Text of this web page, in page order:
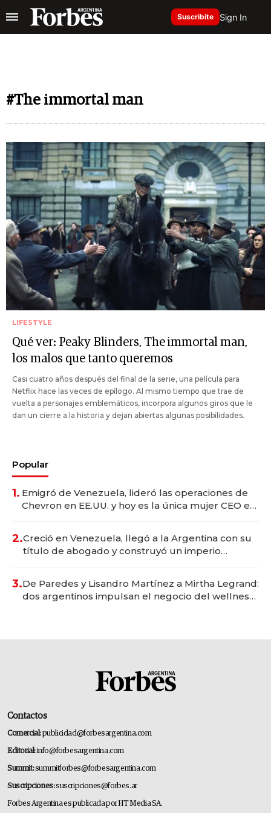
Suscribite Sign In
#The immortal man
LIFESTYLE
Qué ver: Peaky Blinders, The immortal man,
los malos que tanto queremos
Casi cuatro años después del final de la serie, una película para
Netflix hace las veces de epílogo. Al mismo tiempo que trae de
vuelta a personajes emblemáticos, incorpora algunos giros que le
dan un cierre a la historia y dejan abiertas algunas posibilidades.
Popular
1. Emigró de Venezuela, lideró las operaciones de
Chevron en EE.UU. y hoy es la única mujer CEO en
2.Creció en Venezuela, llegó a la Argentina con su
título de abogado y construyó un imperio
3.De Paredes y Lisandro Martínez a Mirtha Legrand:
dos argentinos impulsan el negocio del wellness
Contactos
Comercial:publicidad@forbesargentina.com
Editorial:info@forbesargentina.com
Summit:summitforbes@forbesargentina.com
Suscripciones:suscripciones@forbes.ar
Forbes Argentina es publicada por HT Media SA.